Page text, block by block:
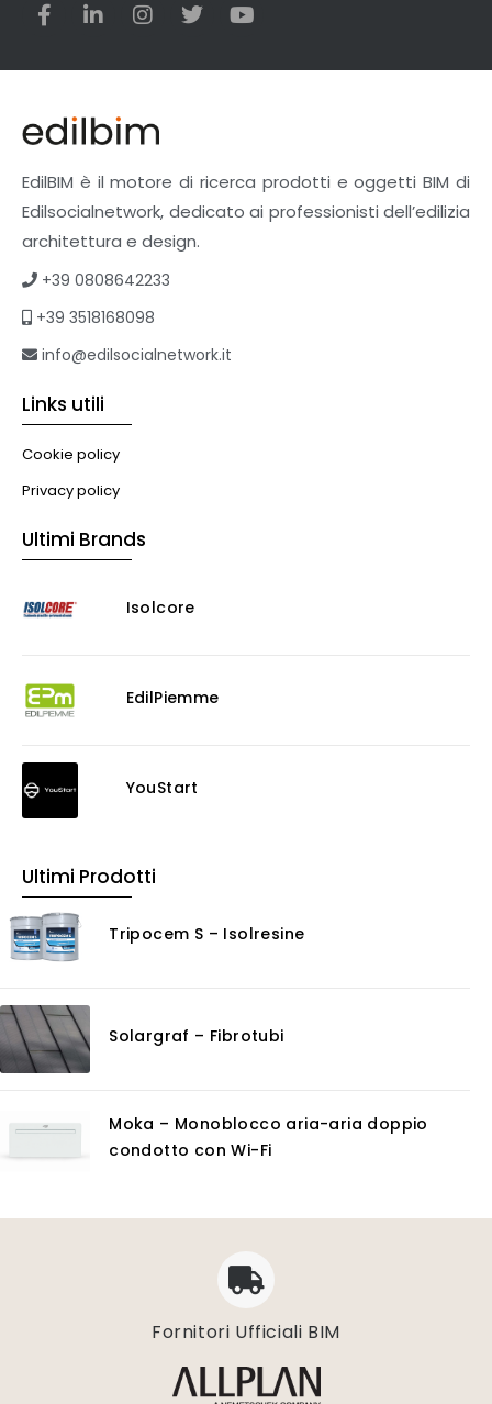
EdilBIM è il motore di ricerca prodotti e oggetti BIM di
Edilsocialnetwork, dedicato ai professionisti dell’edilizia
architettura e design.
+39 0808642233
+39 3518168098
info@edilsocialnetwork.it
Links utili
Cookie policy
Privacy policy
Ultimi Brands
Isolcore
EdilPiemme
YouStart
Ultimi Prodotti
Tripocem S – Isolresine
Solargraf – Fibrotubi
Moka – Monoblocco aria-aria doppio
condotto con Wi-Fi
Fornitori Ufficiali BIM